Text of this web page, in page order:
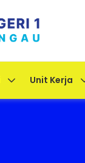
Unit Kerja